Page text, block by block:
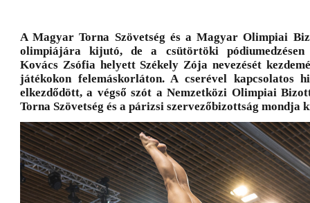
A Magyar Torna Szövetség és a Magyar Olimpiai
olimpiájára kijutó, de a csütörtöki pódiumedzésen
Kovács Zsófia helyett Székely Zója nevezését
játékokon felemáskorláton. A cserével kapcsolatos
elkezdődött, a végső szót a Nemzetközi Olimpiai
Torna Szövetség és a párizsi szervezőbizottság mondja